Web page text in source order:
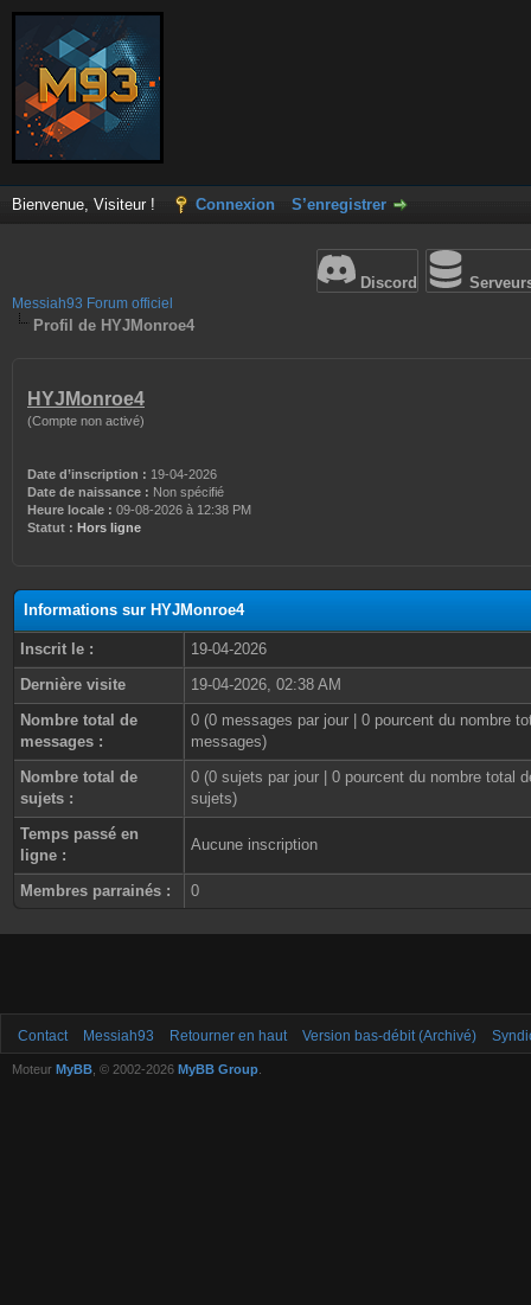
Bienvenue, Visiteur ! Connexion S’enregistrer
Discord
Messiah93 Forum officiel
Profil de HYJMonroe4
HYJMonroe4
(Compte non activé)
Date d’inscription : 19-04-2026
Date de naissance : Non spécifié
Heure locale : 09-08-2026 à 12:38 PM
Statut : Hors ligne
Informations sur HYJMonroe4
Inscrit le :
19-04-2026
Dernière visite
19-04-2026, 02:38 AM
Nombre total de
messages :
0 (0 messages par jour | 0 pourcent du nombre
messages)
Nombre total de
sujets :
0 (0 sujets par jour | 0 pourcent du nombre total
sujets)
Temps passé en
ligne :
Aucune inscription
Membres parrainés : 0
Contact Messiah93 Retourner en haut Version bas-débit (Archivé)
Moteur MyBB , © 2002-2026 MyBB Group